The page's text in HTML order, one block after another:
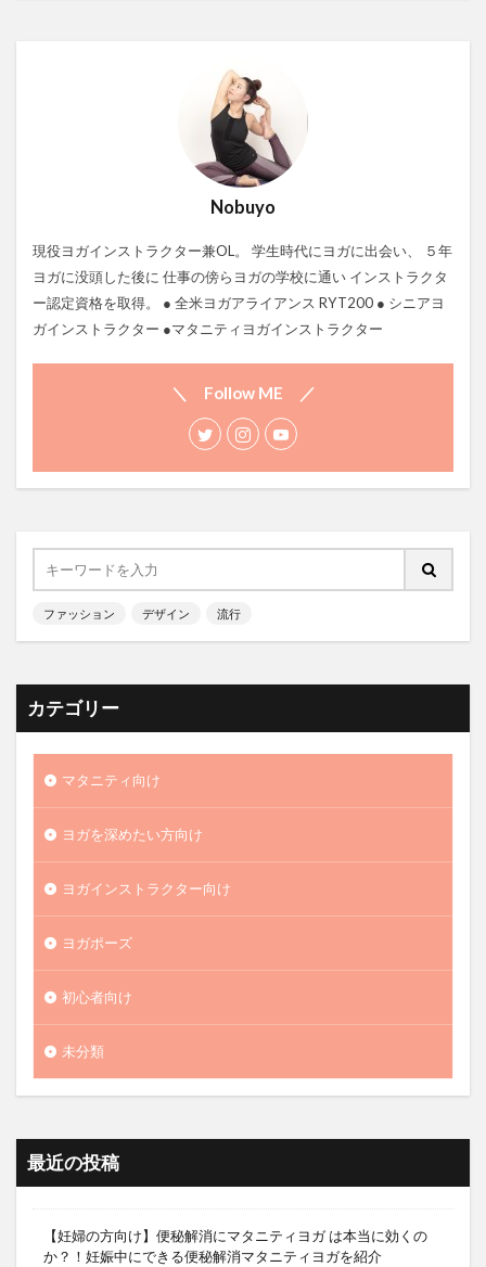
Nobuyo
現役ヨガインストラクター兼OL。 学生時代にヨガに出会い、 ５年
ヨガに没頭した後に 仕事の傍らヨガの学校に通い インストラクタ
ー認定資格を取得。 ● 全米ヨガアライアンス RYT200 ● シニアヨ
ガインストラクター ●マタニティヨガインストラクター
＼ Follow ME ／
ファッション デザイン 流行
カテゴリー
マタニティ向け
ヨガを深めたい方向け
ヨガインストラクター向け
ヨガポーズ
初心者向け
未分類
最近の投稿
【妊婦の方向け】便秘解消にマタニティヨガ は本当に効くの
か？！妊娠中にできる便秘解消マタニティヨガを紹介